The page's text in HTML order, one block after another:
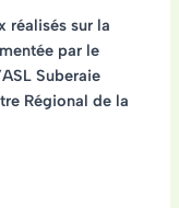
réalisés sur la
par le
Suberaie
Régional de la